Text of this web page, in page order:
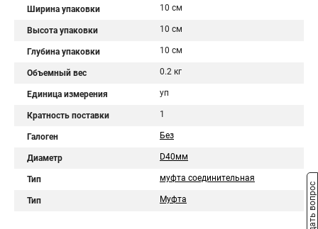
Ширина упаковки 10 см
Высота упаковки 10 см
Глубина упаковки 10 см
Объемный вес 0.2 кг
Единица измерения уп
Кратность поставки 1
Галоген Без
Диаметр D40мм
Тип муфта соединительная
Тип Муфта Задать вопрос